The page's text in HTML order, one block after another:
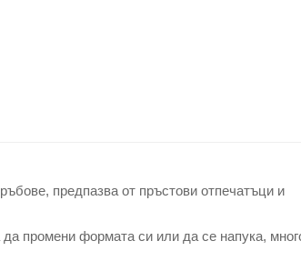
предпазва от пръстови отпечатъци и
промени формата си или да се напука,